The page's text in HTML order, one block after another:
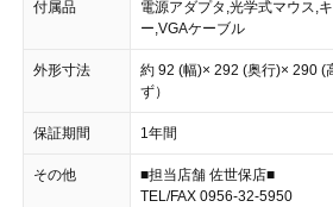
付属品
電源アダプタ,光学式マウス,
ー,VGAケーブル
外形寸法
約 92 (幅)× 292 (奥行)× 290 (
ず）
保証期間 1年間
その他
■担当店舗 佐世保店■
TEL/FAX 0956-32-5950